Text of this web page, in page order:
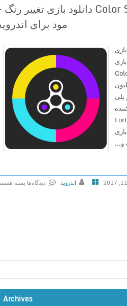
Color Switch v8.0.0 دانلود بازی تغییر رنگ +
مود برای اندروید
اندروید
دیدگاه‌ها
o
r
بسته هستند
Archives